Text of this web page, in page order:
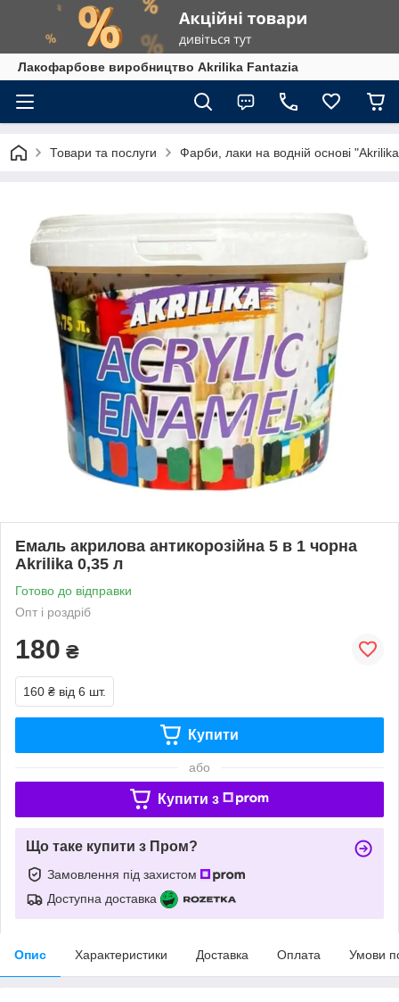
Лакофарбове виробництво Akrilika Fantazia
Товари та послуги Фарби, лаки на водній основі
Емаль акрилова антикорозійна 5 в 1 чорна
Akrilika 0,35 л
Готово до відправки
Опт і роздріб
180 ₴
160 ₴ від 6 шт.
Купити
або
Купити з
Що таке купити з Пром?
Замовлення під захистом
Доступна доставка
Опис Характеристики Доставка Оплата Умови